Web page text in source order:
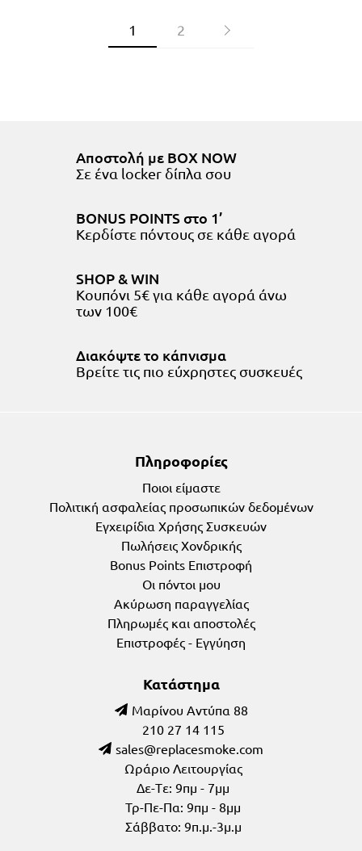
1 2
Αποστολή με BOX NOW
Σε ένα locker δίπλα σου
BONUS POINTS στο 1’
Κερδίστε πόντους σε κάθε αγορά
SHOP & WIN
Κουπόνι 5€ για κάθε αγορά άνω
των 100€
Διακόψτε το κάπνισμα
Bρείτε τις πιο εύχρηστες συσκευές
Πληροφορίες
Ποιοι είμαστε
Πολιτική ασφαλείας προσωπικών δεδομένων
Εγχειρίδια Χρήσης Συσκευών
Πωλήσεις Χονδρικής
Bonus Points Επιστροφή
Οι πόντοι μου
Ακύρωση παραγγελίας
Πληρωμές και αποστολές
Επιστροφές - Εγγύηση
Κατάστημα
Μαρίνου Αντύπα 88
210 27 14 115
Ωράριο Λειτουργίας
Δε-Tε: 9πμ - 7μμ
Τρ-Πε-Πα: 9πμ - 8μμ
Σάββατο: 9π.μ.-3μ.μ